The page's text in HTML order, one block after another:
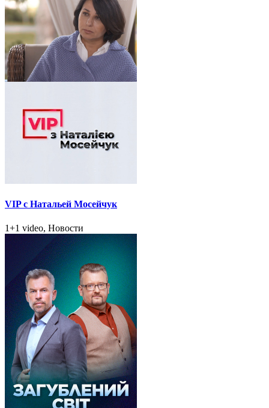
VIP с Натальей Мосейчук
1+1 video, Новости